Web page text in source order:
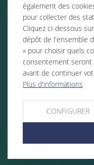
également des
pour collecter des
Cliquez ci-dessous
dépôt de l'ensemble
» pour choisir quels
consentement seront
avant de continuer
Plus d'informations
CONFIGURER